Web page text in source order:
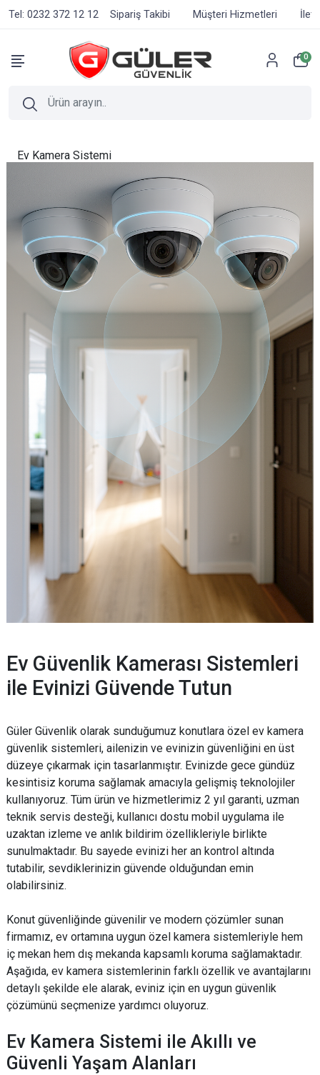
Tel: 0232 372 12 12 Sipariş Takibi Müşteri Hizmetleri
0
Ev Kamera Sistemi
Ev Güvenlik Kamerası Sistemleri
ile Evinizi Güvende Tutun
Güler Güvenlik olarak sunduğumuz konutlara özel ev kamera
güvenlik sistemleri, ailenizin ve evinizin güvenliğini en üst
düzeye çıkarmak için tasarlanmıştır. Evinizde gece gündüz
kesintisiz koruma sağlamak amacıyla gelişmiş teknolojiler
kullanıyoruz. Tüm ürün ve hizmetlerimiz 2 yıl garanti, uzman
teknik servis desteği, kullanıcı dostu mobil uygulama ile
uzaktan izleme ve anlık bildirim özellikleriyle birlikte
sunulmaktadır. Bu sayede evinizi her an kontrol altında
tutabilir, sevdiklerinizin güvende olduğundan emin
olabilirsiniz.
Konut güvenliğinde güvenilir ve modern çözümler sunan
firmamız, ev ortamına uygun özel kamera sistemleriyle hem
iç mekan hem dış mekanda kapsamlı koruma sağlamaktadır.
Aşağıda, ev kamera sistemlerinin farklı özellik ve avantajlarını
detaylı şekilde ele alarak, eviniz için en uygun güvenlik
çözümünü seçmenize yardımcı oluyoruz.
Ev Kamera Sistemi ile Akıllı ve
Güvenli Yaşam Alanları